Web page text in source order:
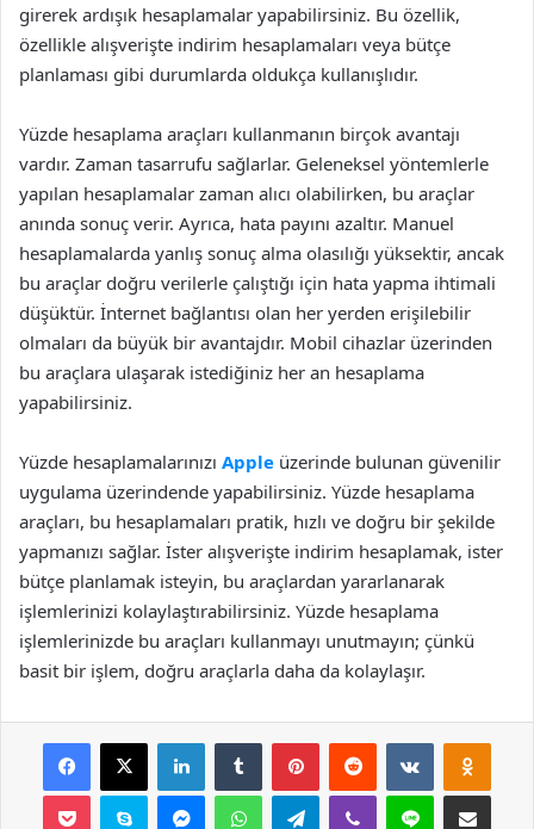
girerek ardışık hesaplamalar yapabilirsiniz. Bu özellik,
özellikle alışverişte indirim hesaplamaları veya bütçe
planlaması gibi durumlarda oldukça kullanışlıdır.
Yüzde hesaplama araçları kullanmanın birçok avantajı
vardır. Zaman tasarrufu sağlarlar. Geleneksel yöntemlerle
yapılan hesaplamalar zaman alıcı olabilirken, bu araçlar
anında sonuç verir. Ayrıca, hata payını azaltır. Manuel
hesaplamalarda yanlış sonuç alma olasılığı yüksektir, ancak
bu araçlar doğru verilerle çalıştığı için hata yapma ihtimali
düşüktür. İnternet bağlantısı olan her yerden erişilebilir
olmaları da büyük bir avantajdır. Mobil cihazlar üzerinden
bu araçlara ulaşarak istediğiniz her an hesaplama
yapabilirsiniz.
Yüzde hesaplamalarınızı Apple üzerinde bulunan güvenilir
uygulama üzerindende yapabilirsiniz. Yüzde hesaplama
araçları, bu hesaplamaları pratik, hızlı ve doğru bir şekilde
yapmanızı sağlar. İster alışverişte indirim hesaplamak, ister
bütçe planlamak isteyin, bu araçlardan yararlanarak
işlemlerinizi kolaylaştırabilirsiniz. Yüzde hesaplama
işlemlerinizde bu araçları kullanmayı unutmayın; çünkü
basit bir işlem, doğru araçlarla daha da kolaylaşır.
Facebook
X LinkedInTumblr PinterestReddit VKontakte
Pocket Skype MessengerWhatsAppTelegramViber Line E-Posta ile